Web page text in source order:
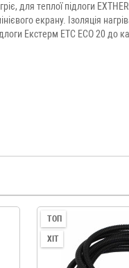
для теплої підлоги
екрану. Ізоляція
Екстерм ETC ECO 20
ТОП
ХІТ